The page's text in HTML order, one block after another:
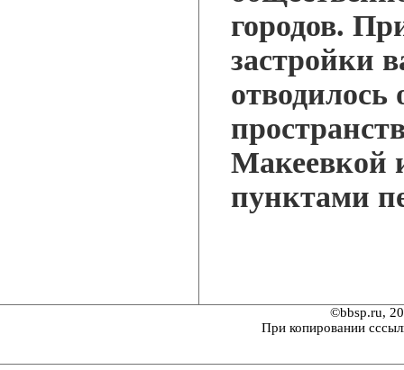
городов.
застройки
отводилось
Макеевкой
пунктами
©bbsp.ru,
При копировании